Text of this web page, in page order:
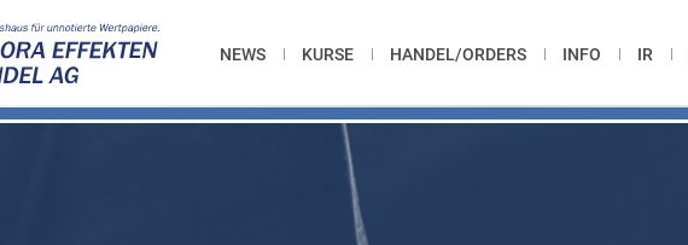
NEWS KURSE HANDEL/ORDERS INFO IR